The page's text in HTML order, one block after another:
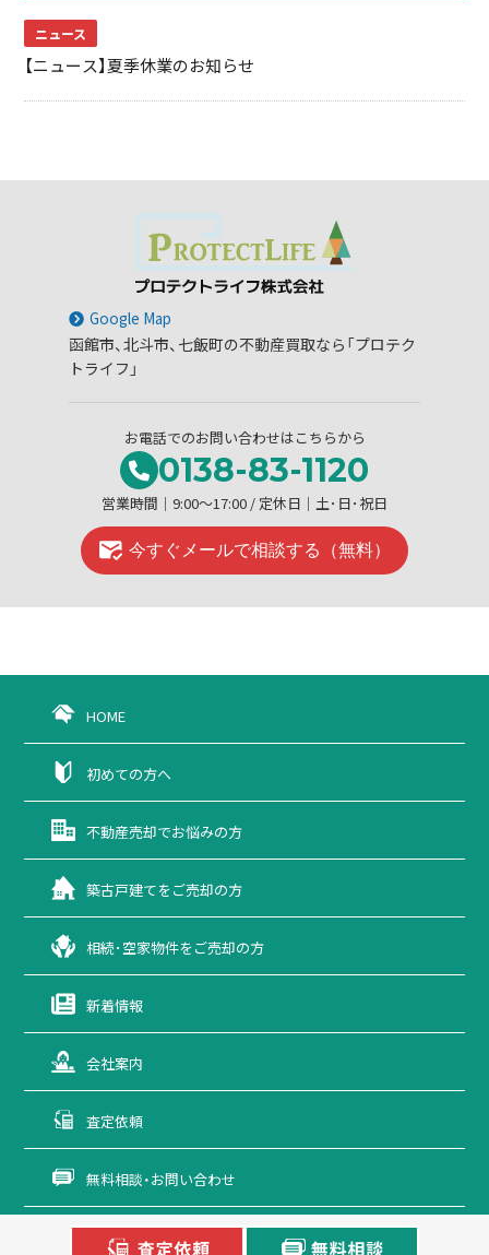
ニュース
【ニュース】夏季休業のお知らせ
Google Map
函館市、北斗市、七飯町の不動産買取なら「プロテク
トライフ」
お電話でのお問い合わせはこちらから
0138-83-1120
営業時間│9:00～17:00 / 定休日│土･日･祝日
今すぐメールで相談する（無料）
HOME
初めての方へ
不動産売却でお悩みの方
築古戸建てをご売却の方
相続･空家物件をご売却の方
新着情報
会社案内
査定依頼
無料相談・お問い合わせ